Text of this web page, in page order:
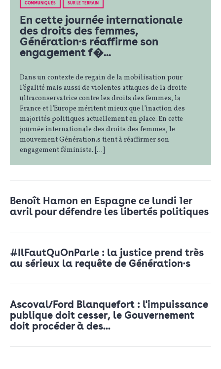
COMMUNIQUÉS SUR LE TERRAIN
En cette journée internationale
des droits des femmes,
Génération·s réaffirme son
engagement f�...
Dans un contexte de regain de la mobilisation pour
l’égalité mais aussi de violentes attaques de la droite
ultraconservatrice contre les droits des femmes, la
France et l’Europe méritent mieux que l’inaction des
majorités politiques actuellement en place. En cette
journée internationale des droits des femmes, le
mouvement Génération.s tient à réaffirmer son
engagement féministe. […]
Benoît Hamon en Espagne ce lundi 1er
avril pour défendre les libertés politiques
#IlFautQuOnParle : la justice prend très
au sérieux la requête de Génération·s
Ascoval/Ford Blanquefort : l'impuissance
publique doit cesser, le Gouvernement
doit procéder à des...